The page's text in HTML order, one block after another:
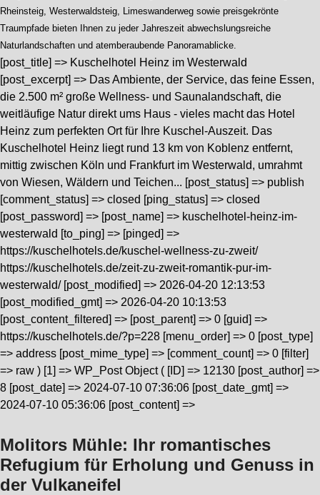
Rheinsteig, Westerwaldsteig, Limeswanderweg sowie preisgekrönte
Traumpfade bieten Ihnen zu jeder Jahreszeit abwechslungsreiche
Naturlandschaften und atemberaubende Panoramablicke.
[post_title] => Kuschelhotel Heinz im Westerwald
[post_excerpt] => Das Ambiente, der Service, das feine Essen,
die 2.500 m² große Wellness- und Saunalandschaft, die
weitläufige Natur direkt ums Haus - vieles macht das Hotel
Heinz zum perfekten Ort für Ihre Kuschel-Auszeit. Das
Kuschelhotel Heinz liegt rund 13 km von Koblenz entfernt,
mittig zwischen Köln und Frankfurt im Westerwald, umrahmt
von Wiesen, Wäldern und Teichen... [post_status] => publish
[comment_status] => closed [ping_status] => closed
[post_password] => [post_name] => kuschelhotel-heinz-im-
westerwald [to_ping] => [pinged] =>
https://kuschelhotels.de/kuschel-wellness-zu-zweit/
https://kuschelhotels.de/zeit-zu-zweit-romantik-pur-im-
westerwald/ [post_modified] => 2026-04-20 12:13:53
[post_modified_gmt] => 2026-04-20 10:13:53
[post_content_filtered] => [post_parent] => 0 [guid] =>
https://kuschelhotels.de/?p=228 [menu_order] => 0 [post_type]
=> address [post_mime_type] => [comment_count] => 0 [filter]
=> raw ) [1] => WP_Post Object ( [ID] => 12130 [post_author] =>
8 [post_date] => 2024-07-10 07:36:06 [post_date_gmt] =>
2024-07-10 05:36:06 [post_content] =>
Molitors Mühle: Ihr romantisches
Refugium für Erholung und Genuss in
der Vulkaneifel